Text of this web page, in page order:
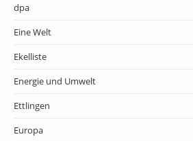
dpa
Eine Welt
Ekelliste
Energie und Umwelt
Ettlingen
Europa